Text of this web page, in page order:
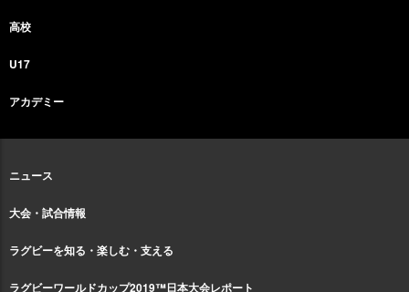
高校
U17
アカデミー
ニュース
大会・試合情報
ラグビーを知る・楽しむ・支える
ラグビーワールドカップ2019™日本大会レポート